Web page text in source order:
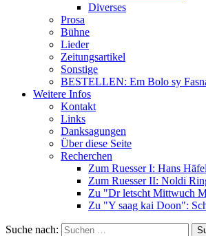
Diverses
Prosa
Bühne
Lieder
Zeitungsartikel
Sonstige
BESTELLEN: Em Bolo sy
Weitere Infos
Kontakt
Links
Danksagungen
Über diese Seite
Recherchen
Zum Ruesser I: Hans
Zum Ruesser II: Noldi
Zu "Dr letscht Mittwuch
Zu "Y saag kai Doon":
Suche nach: